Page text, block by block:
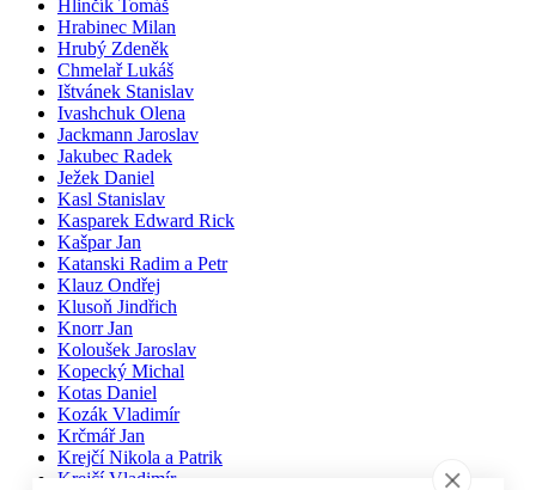
Hlinčík Tomáš
Hrabinec Milan
Hrubý Zdeněk
Chmelař Lukáš
Ištvánek Stanislav
Ivashchuk Olena
Jackmann Jaroslav
Jakubec Radek
Ježek Daniel
Kasl Stanislav
Kasparek Edward Rick
Kašpar Jan
Katanski Radim a Petr
Klauz Ondřej
Klusoň Jindřich
Knorr Jan
Koloušek Jaroslav
Kopecký Michal
Kotas Daniel
Kozák Vladimír
Krčmář Jan
Krejčí Nikola a Patrik
Krejčí Vladimír